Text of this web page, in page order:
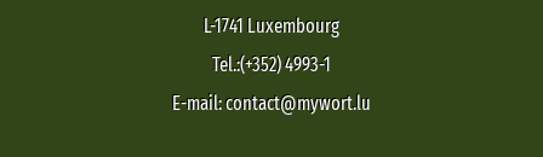
L-1741 Luxembourg
Tel.:(+352) 4993-1
E-mail: contact@mywort.lu